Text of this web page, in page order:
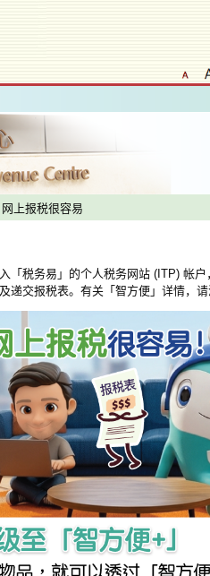
上报税很容易
「税务易」的个人税务网站 (ITP) 帐
递交报税表。有关「智方便」详情，